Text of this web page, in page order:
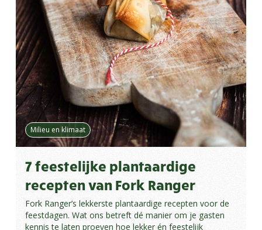
Milieu en klimaat
7 feestelijke plantaardige
recepten van Fork Ranger
Fork Ranger’s lekkerste plantaardige recepten voor de
feestdagen. Wat ons betreft dé manier om je gasten
kennis te laten proeven hoe lekker én feestelijk